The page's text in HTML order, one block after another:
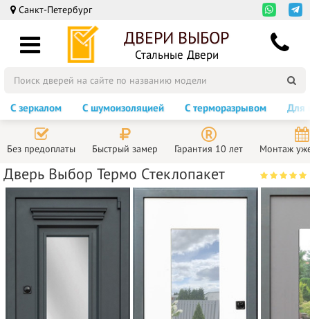
Санкт-Петербург
ДВЕРИ ВЫБОР
Стальные Двери
С зеркалом С шумоизоляцией С терморазрывом Для
Без предоплаты Быстрый замер Гарантия 10 лет Монтаж
Дверь Выбор Термо Стеклопакет